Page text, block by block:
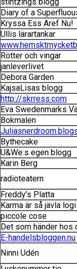
Diary of a
Kryssa Ess Aref Nu!
Ullis lärartankar
Rötter och vingar
janleverlivet
Debora Garden
KajsaLisas blogg
http://skrress.com
Eva Swedenmarks
Bokmalen
Bythecake
U&We:s egen blogg
Karin Berg
radioteatern
Freddy’s Platta
Karma är så jävla
piccole cose
Det som händer hos
E-handelsbloggen.nu
Ninni Udén